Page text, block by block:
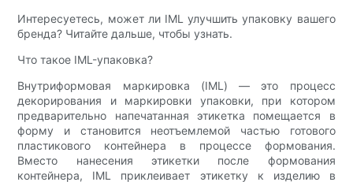
Интересуетесь, может ли IML улучшить упаковку вашего
бренда? Читайте дальше, чтобы узнать.
Что такое IML-упаковка?
Внутриформовая маркировка (IML) — это процесс
декорирования и маркировки упаковки, при котором
предварительно напечатанная этикетка помещается в
форму и становится неотъемлемой частью готового
пластикового контейнера в процессе формования.
Вместо нанесения этикетки после формования
контейнера, IML приклеивает этикетку к изделию в